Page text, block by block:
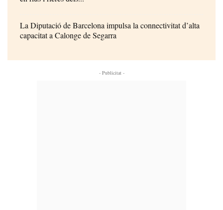
La Diputació de Barcelona impulsa la connectivitat d’alta
capacitat a Calonge de Segarra
- Publicitat -